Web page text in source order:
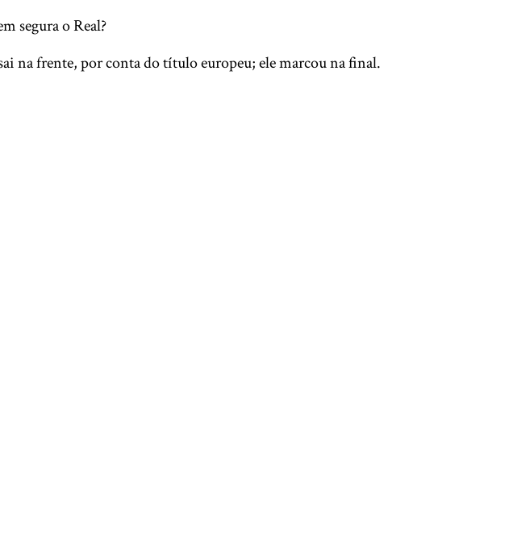
segura o Real?
na frente, por conta do título europeu; ele marcou na final.